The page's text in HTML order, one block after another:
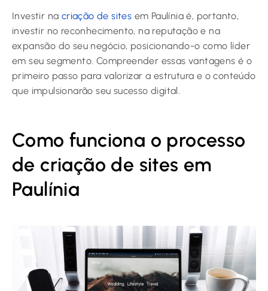
Investir na criação de sites em Paulínia é, portanto,
investir no reconhecimento, na reputação e na
expansão do seu negócio, posicionando-o como líder
em seu segmento. Compreender essas vantagens é o
primeiro passo para valorizar a estrutura e o conteúdo
que impulsionarão seu sucesso digital.
Como funciona o processo
de criação de sites em
Paulínia